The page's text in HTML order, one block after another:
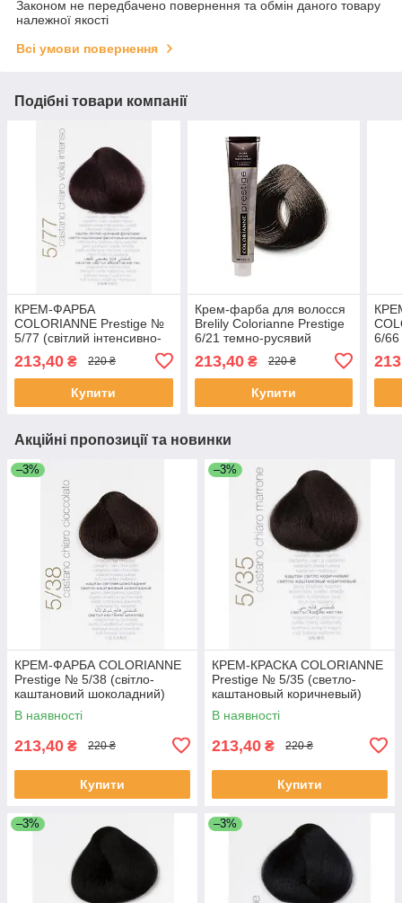
Законом не передбачено повернення та обмін даного товару
належної якості
Всі умови повернення
Подібні товари компанії
КРЕМ-ФАРБА
COLORIANNE Prestige №
5/77 (світлий інтенсивно-
коричневий)
213,40 ₴ 220 ₴
Купити
Крем-фарба для волосся
Brelily Colorianne Prestige
6/21 темно-русявий
213,40₴ 220 ₴
Купити
6/66
Акційні пропозиції та новинки
–3%
КРЕМ-ФАРБА COLORIANNE
Prestige № 5/38 (світло-
каштановий шоколадний)
В наявності
213,40 ₴ 220 ₴
Купити
–3%
КРЕМ-КРАСКА COLORIANNE
Prestige № 5/35 (светло-
каштановый коричневый)
В наявності
213,40 ₴ 220 ₴
Купити
–3% –3%